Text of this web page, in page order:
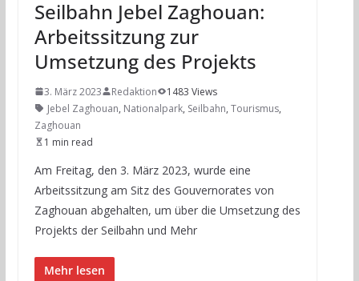
Seilbahn Jebel Zaghouan:
Arbeitssitzung zur
Umsetzung des Projekts
3. März 2023 Redaktion
1483 Views
Jebel Zaghouan, Nationalpark, Seilbahn, Tourismus,
Zaghouan
1 min read
Am Freitag, den 3. März 2023, wurde eine
Arbeitssitzung am Sitz des Gouvernorates von
Zaghouan abgehalten, um über die Umsetzung des
Projekts der Seilbahn und Mehr
Mehr lesen